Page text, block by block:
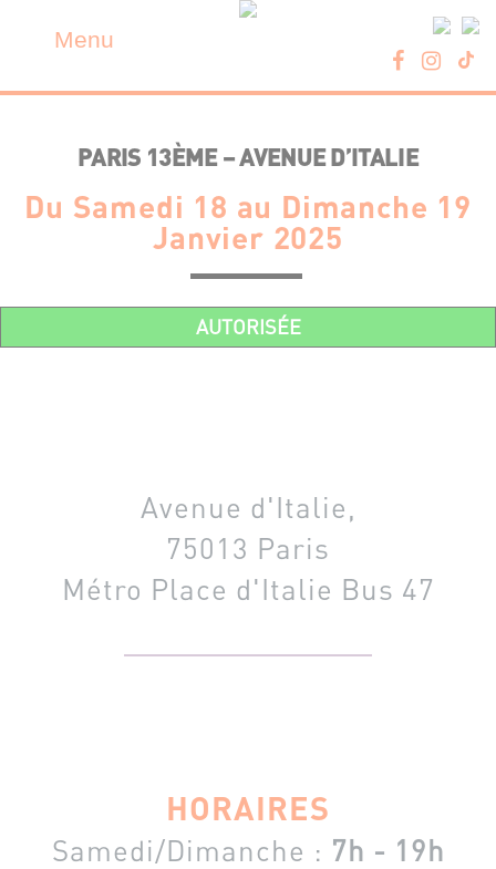
content
Menu
PARIS 13ÈME – AVENUE D’ITALIE
Du Samedi 18 au Dimanche 19
Janvier 2025
AUTORISÉE
Avenue d'Italie,
75013 Paris
Métro Place d'Italie Bus 47
HORAIRES
Samedi/Dimanche : 7h - 19h
Panneau de gestion des cookies